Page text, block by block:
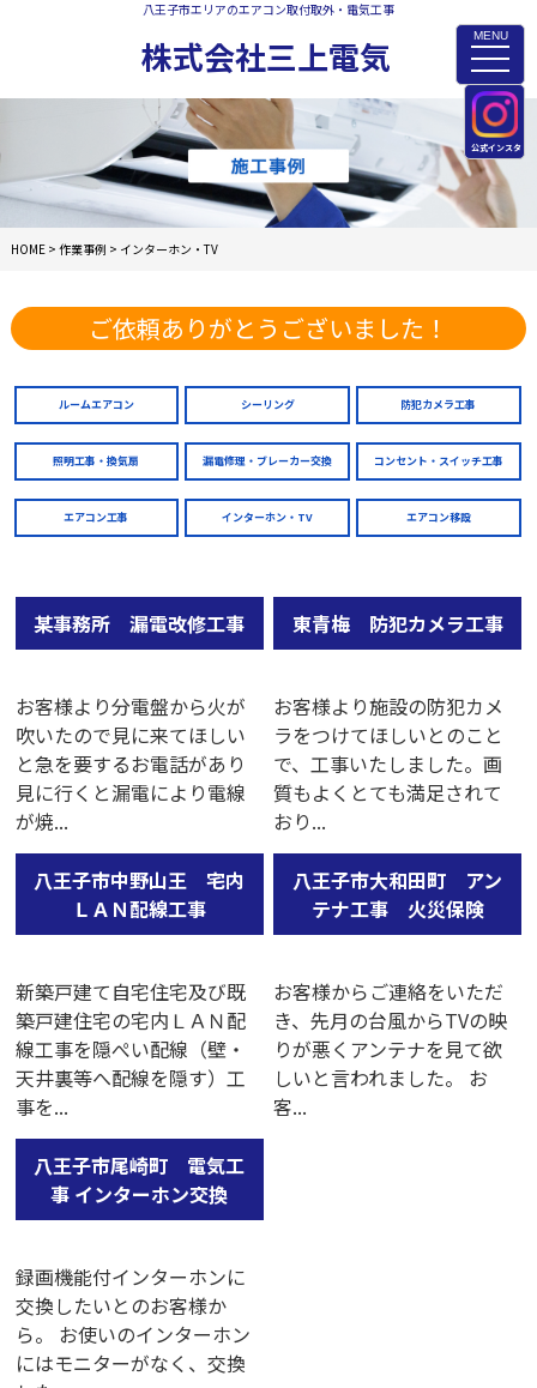
MENU
toggle
八王子市エリアのエアコン取付取外・電気工事
株式会社三上電気
公式インスタ
HOME> 作業事例 > インターホン・TV
ご依頼ありがとうございました！
ルームエアコン シーリング 防犯カメラ工事
照明工事・換気扇 漏電修理・ブレーカー交換 コンセント・スイッチ工事
エアコン工事 インターホン・TV エアコン移設
某事務所 漏電改修工事
お客様より分電盤から火が
吹いたので見に来てほしい
と急を要するお電話があり
見に行くと漏電により電線
が焼...
東青梅 防犯カメラ工事
お客様より施設の防犯カメ
ラをつけてほしいとのこと
で、工事いたしました。画
質もよくとても満足されて
おり...
八王子市中野山王 宅内
ＬＡＮ配線工事
新築戸建て自宅住宅及び既
築戸建住宅の宅内ＬＡＮ配
線工事を隠ぺい配線（壁・
天井裏等へ配線を隠す）工
事を...
八王子市大和田町 アン
テナ工事 火災保険
お客様からご連絡をいただ
き、先月の台風からTVの映
りが悪くアンテナを見て欲
しいと言われました。 お
客...
八王子市尾崎町 電気工
事 インターホン交換
録画機能付インターホンに
交換したいとのお客様か
ら。 お使いのインターホン
にはモニターがなく、交換